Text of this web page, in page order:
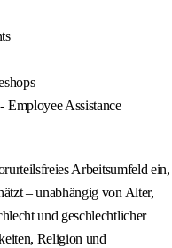
Employee Assistance
Arbeitsumfeld ein,
– unabhängig von Alter,
und geschlechtlicher
Religion und